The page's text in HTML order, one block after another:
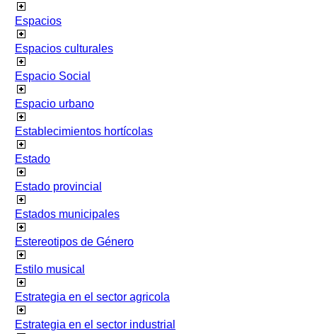
Espacios
Espacios culturales
Espacio Social
Espacio urbano
Establecimientos hortícolas
Estado
Estado provincial
Estados municipales
Estereotipos de Género
Estilo musical
Estrategia en el sector agricola
Estrategia en el sector industrial